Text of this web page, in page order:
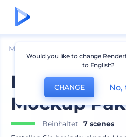
Mockups
Becher
Mockup
Beinhaltet
7 scenes
Would you like to change
to English?
CHANGE No,